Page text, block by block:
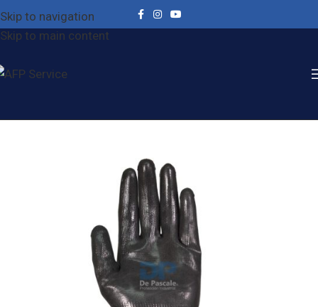
Skip to navigation
Skip to main content